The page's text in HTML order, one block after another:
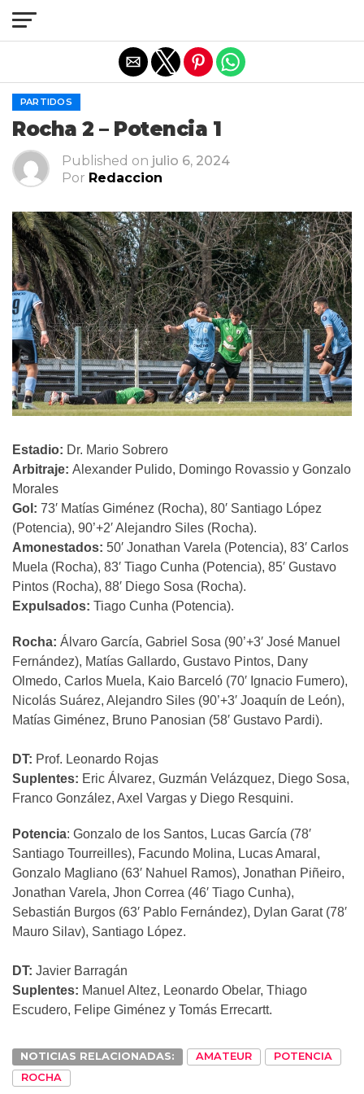
PARTIDOS
Rocha 2 – Potencia 1
Published on julio 6, 2024
Por Redaccion
Estadio: Dr. Mario Sobrero
Arbitraje: Alexander Pulido, Domingo Rovassio y Gonzalo
Morales
Gol: 73′ Matías Giménez (Rocha), 80′ Santiago López
(Potencia), 90’+2′ Alejandro Siles (Rocha).
Amonestados: 50′ Jonathan Varela (Potencia), 83′ Carlos
Muela (Rocha), 83′ Tiago Cunha (Potencia), 85′ Gustavo
Pintos (Rocha), 88′ Diego Sosa (Rocha).
Expulsados: Tiago Cunha (Potencia).
Rocha: Álvaro García, Gabriel Sosa (90’+3′ José Manuel
Fernández), Matías Gallardo, Gustavo Pintos, Dany
Olmedo, Carlos Muela, Kaio Barceló (70′ Ignacio Fumero),
Nicolás Suárez, Alejandro Siles (90’+3′ Joaquín de León),
Matías Giménez, Bruno Panosian (58′ Gustavo Pardi).
DT: Prof. Leonardo Rojas
Suplentes: Eric Álvarez, Guzmán Velázquez, Diego Sosa,
Franco González, Axel Vargas y Diego Resquini.
Potencia: Gonzalo de los Santos, Lucas García (78′
Santiago Tourreilles), Facundo Molina, Lucas Amaral,
Gonzalo Magliano (63′ Nahuel Ramos), Jonathan Piñeiro,
Jonathan Varela, Jhon Correa (46′ Tiago Cunha),
Sebastián Burgos (63′ Pablo Fernández), Dylan Garat (78′
Mauro Silav), Santiago López.
DT: Javier Barragán
Suplentes: Manuel Altez, Leonardo Obelar, Thiago
Escudero, Felipe Giménez y Tomás Errecartt.
NOTICIAS RELACIONADAS: AMATEUR
POTENCIA
ROCHA